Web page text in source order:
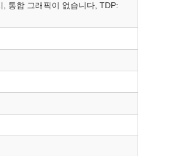
통합 그래픽이 없습니다, TDP: